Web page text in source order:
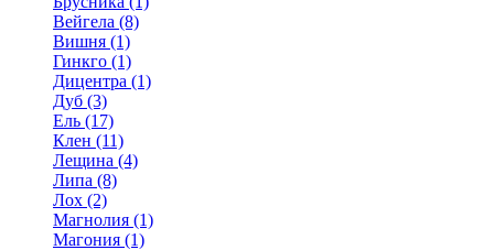
Вейгела (8)
Вишня (1)
Гинкго (1)
Дицентра (1)
Дуб (3)
Ель (17)
Клен (11)
Лещина (4)
Липа (8)
Лох (2)
Магнолия (1)
Магония (1)